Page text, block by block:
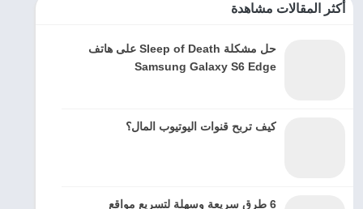
أكثر المقالات مشاهدة
حل مشكلة Sleep of Death على هاتف
Samsung Galaxy S6 Edge
كيف تربح قنوات اليوتيوب المال؟
6 طرق سريعة وسهلة لتسريع مواقع